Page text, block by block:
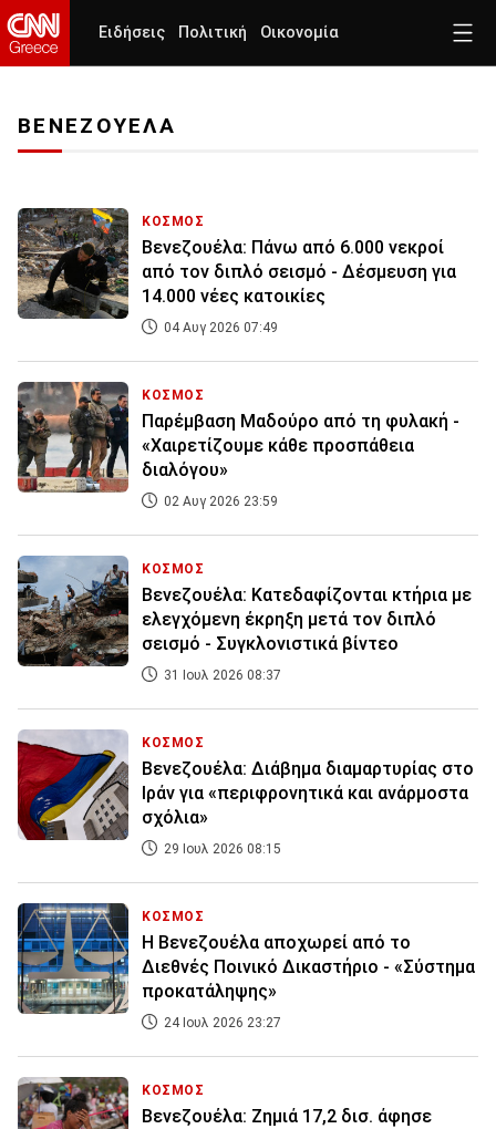
Ειδήσεις Πολιτική Οικονομία
ΒΕΝΕΖΟΥΕΛΑ
ΚΟΣΜΟΣ
Βενεζουέλα: Πάνω από 6.000 νεκροί
από τον διπλό σεισμό - Δέσμευση για
14.000 νέες κατοικίες
04 Αυγ 2026 07:49
ΚΟΣΜΟΣ
Παρέμβαση Μαδούρο από τη φυλακή -
«Χαιρετίζουμε κάθε προσπάθεια
διαλόγου»
02 Αυγ 2026 23:59
ΚΟΣΜΟΣ
Βενεζουέλα: Κατεδαφίζονται κτήρια με
ελεγχόμενη έκρηξη μετά τον διπλό
σεισμό - Συγκλονιστικά βίντεο
31 Ιουλ 2026 08:37
ΚΟΣΜΟΣ
Βενεζουέλα: Διάβημα διαμαρτυρίας στο
Ιράν για «περιφρονητικά και ανάρμοστα
σχόλια»
29 Ιουλ 2026 08:15
ΚΟΣΜΟΣ
Η Βενεζουέλα αποχωρεί από το
Διεθνές Ποινικό Δικαστήριο - «Σύστημα
προκατάληψης»
24 Ιουλ 2026 23:27
ΚΟΣΜΟΣ
Βενεζουέλα: Ζημιά 17,2 δισ. άφησε